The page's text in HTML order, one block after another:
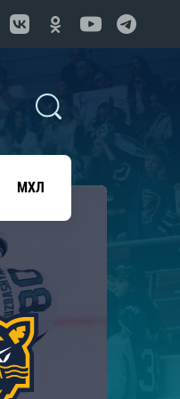
МХЛ